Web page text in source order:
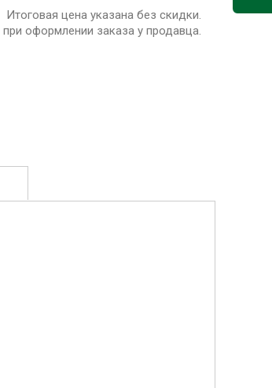
Итоговая цена указана без скидки.
оформлении заказа у продавца.